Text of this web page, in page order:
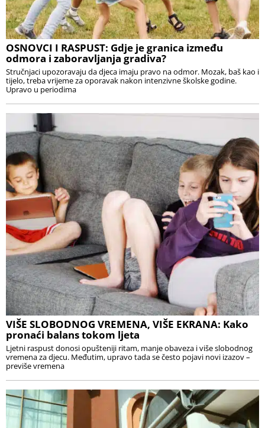
OSNOVCI I RASPUST: Gdje je granica između
odmora i zaboravljanja gradiva?
Stručnjaci upozoravaju da djeca imaju pravo na odmor. Mozak, baš kao i
tijelo, treba vrijeme za oporavak nakon intenzivne školske godine.
Upravo u periodima
VIŠE SLOBODNOG VREMENA, VIŠE EKRANA: Kako
pronaći balans tokom ljeta
Ljetni raspust donosi opušteniji ritam, manje obaveza i više slobodnog
vremena za djecu. Međutim, upravo tada se često pojavi novi izazov –
previše vremena